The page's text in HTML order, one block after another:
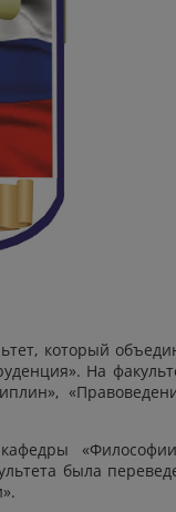
который
На
была